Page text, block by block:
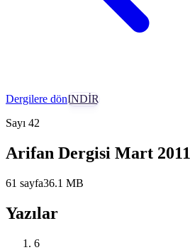
Dergilere dönİNDİR
Sayı 42
Arifan Dergisi Mart 2011
61 sayfa36.1 MB
Yazılar
6